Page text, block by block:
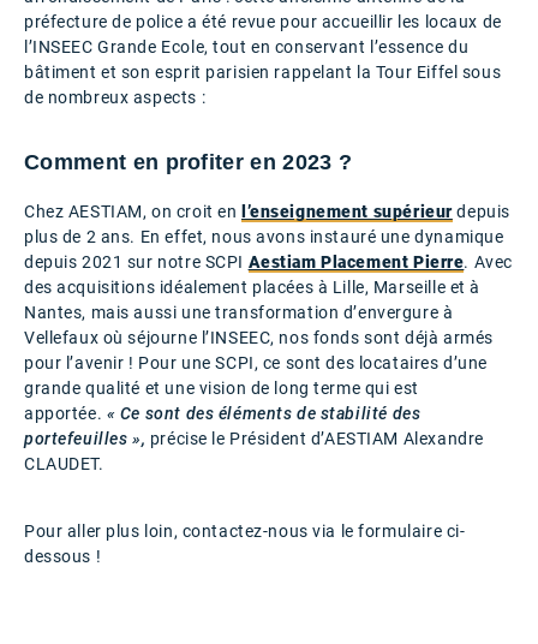
préfecture de police a été revue pour accueillir les locaux de
l’INSEEC Grande Ecole, tout en conservant l’essence du
bâtiment et son esprit parisien rappelant la Tour Eiffel sous
de nombreux aspects :
Comment en profiter en 2023 ?
Chez AESTIAM, on croit en l’enseignement supérieurdepuis
plus de 2 ans. En effet, nous avons instauré une dynamique
depuis 2021 sur notre SCPI Aestiam Placement Pierre. Avec
des acquisitions idéalement placées à Lille, Marseille et à
Nantes, mais aussi une transformation d’envergure à
Vellefaux où séjourne l’INSEEC, nos fonds sont déjà armés
pour l’avenir ! Pour une SCPI, ce sont des locataires d’une
grande qualité et une vision de long terme qui est
apportée. « Ce sont des éléments de stabilité des
portefeuilles », précise le Président d’AESTIAM Alexandre
CLAUDET.
Pour aller plus loin, contactez-nous via le formulaire ci-
dessous !